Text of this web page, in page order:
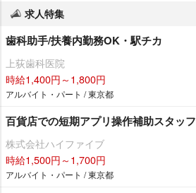
求人特集
歯科助手/扶養内勤務OK・駅チカ
上荻歯科医院
時給1,400円～1,800円
アルバイト・パート / 東京都
百貨店での短期アプリ操作補助スタッフ
株式会社ハイファイブ
時給1,500円～1,700円
アルバイト・パート / 東京都